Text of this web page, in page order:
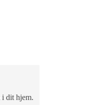
dit hjem.